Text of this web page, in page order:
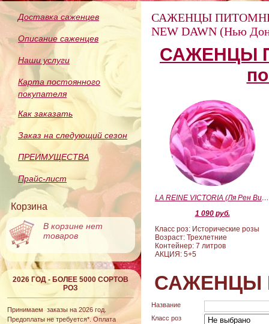
Доставка саженцев
Описание саженцев
Наши услуги
Карта постоянного
покупателя
Как заказать
Заказ на следующий сезон
ПРЕИМУЩЕСТВА
Прайс-лист
Корзина
В корзине нет
товаров
2026 ГОД - БОЛЕЕ 5000 СОРТОВ
РОЗ
Принимаем заказы на 2026 год.
Предоплаты не требуется*. Оплата
САЖЕНЦЫ
NEW DAWN (Нью
САЖЕНЦЫ
LA REINE VICTORIA (Ля Рен Виктория)
1 090 руб.
Класс роз: Исторические розы
Возраст: Трехлетние
Контейнер: 7 литров
АКЦИЯ: 5+5
САЖЕНЦЫ
Название
Класс роз